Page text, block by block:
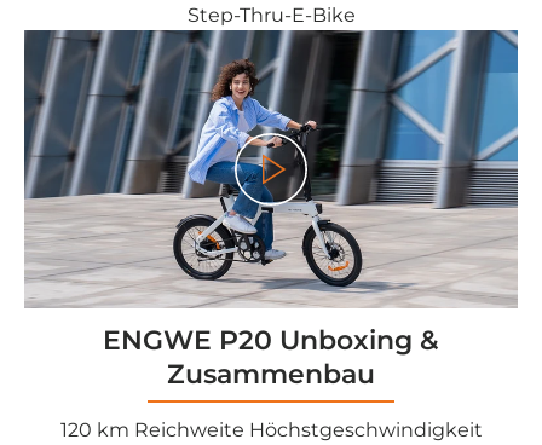
Step-Thru-E-Bike
Play
ENGWE P20 Unboxing &
Zusammenbau
120 km Reichweite Höchstgeschwindigkeit